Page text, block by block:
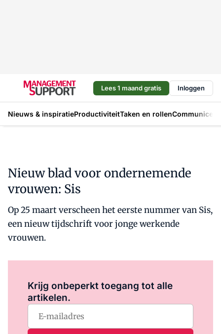
Lees 1 maand gratis Inloggen
Nieuws & inspiratieProductiviteitTaken en rollen
Nieuw blad voor ondernemende
vrouwen: Sis
Op 25 maart verscheen het eerste nummer van Sis,
een nieuw tijdschrift voor jonge werkende
vrouwen.
Krijg onbeperkt toegang tot alle
artikelen.